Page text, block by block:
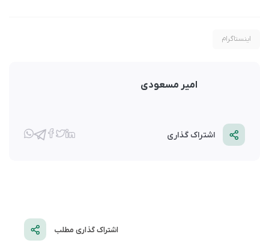
اینستاگرام
امیر مسعودی
اشتراک گذاری
اشتراک گذاری مطلب